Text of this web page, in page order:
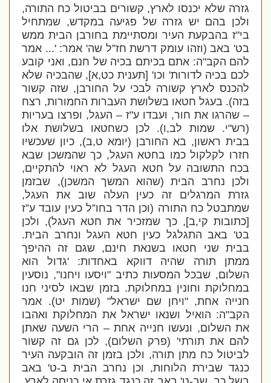
גזרה שלא יכנסו לארץ, קשורים בביטול כח התורה,
ולכן בהם יש גזרה של פגיעה במקדש, שמתחיל
בי"ז בהבקעת העיר ומסתיימת בחורבן הבית ממש
בט' באב (וזהו עומק דרשת חז”ל שה' אמר: '... אמר
להם הקב"ה: אתם בכיתם בכיה של חנם, ואני קובע
לכם בכיה לדורות' וכו' [תענית כט,א], שהבכיה שלא
להכנס לארץ קשורה לבכי על החורבן, שזה קשור
בזה). בעגל חטאו בשלושת העברות החמורות, רצח
– שהרגו את חור, ועבדו ע"ז – העגל, ופרצו בעריות
(רש"י. שמות לב,ו). לכן כשחטאו בשלושת אלו
בבית ראשון, בא החורבן (יומא ט,ב), כיון שעכשיו
חזרו לקלקול כמו בחטא העגל, כך שהמשכן שבא
בכח התשובה על חטא העגל לא ראוי להתקיים,
ולכן נחרב הבית (שהוא המשך המשכן), שבזמן
גזרת המרגלים זה כעין העלה שוב את העגל,
שמתבטל כח התורה (וכן הדר בחו”ל כעין עובד ע”ז
[כתובות קי,ב], כך שמזכיר את חטא העגל), ולכן
בט' באב התגלגל כעין חטא העגל ונחרב הבית.
בבית שני חטאו בשנאת חינם, שגם זה ההיפך
ממתן תורה שהיה דווקא באחדות: 'גדול הוא
השלום, שבכל המסעות כתיב "ויסעו ויחנו", נוסעין
במחלוקת וחונין במחלוקת. בזמן שבאו לסיני חנו
חנייה אחת, "ויחן שם ישראל" (שמות יט). אמר
הקב"ה: הואיל ושנאו ישראל את המחלוקת ואהבו
את השלום, ונעשו חנייה אחת – הרי השעה שאתן
להם את תורתי' (פרק השלום), לכן גם זה קשור
לביטול כח מתן תורה, ולכן בזמן זה הובקעה העיר
כנגד שבירת הלוחות, וכן נחרב הבית ב-ט' באב